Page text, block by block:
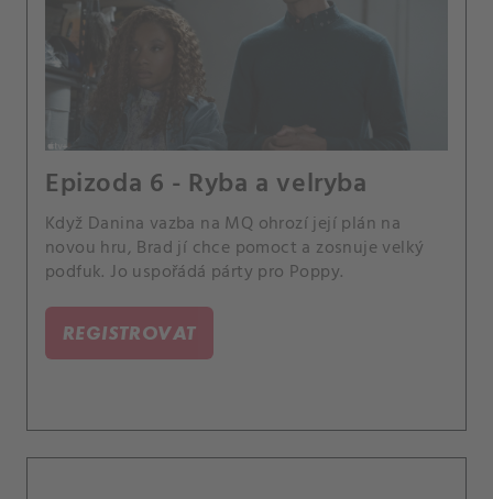
Epizoda 6 - Ryba a velryba
Když Danina vazba na MQ ohrozí její plán na
novou hru, Brad jí chce pomoct a zosnuje velký
podfuk. Jo uspořádá párty pro Poppy.
REGISTROVAT